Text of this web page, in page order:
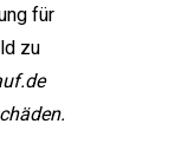
für
zu